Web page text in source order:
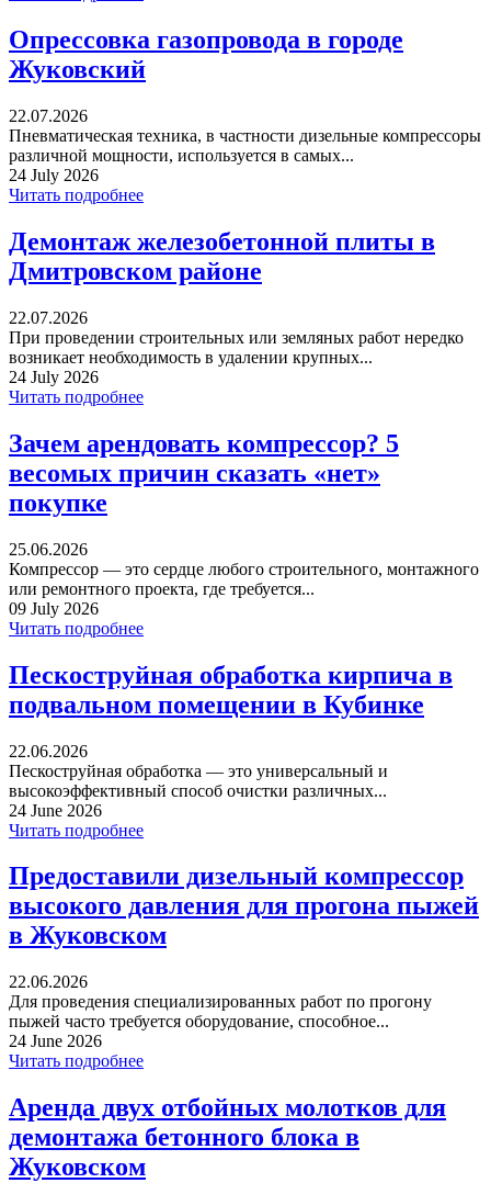
Опрессовка газопровода в городе
Жуковский
22.07.2026
Пневматическая техника, в частности дизельные компрессоры
различной мощности, используется в самых...
24 July 2026
Читать подробнее
Демонтаж железобетонной плиты в
Дмитровском районе
22.07.2026
При проведении строительных или земляных работ нередко
возникает необходимость в удалении крупных...
24 July 2026
Читать подробнее
Зачем арендовать компрессор? 5
весомых причин сказать «нет»
покупке
25.06.2026
Компрессор — это сердце любого строительного, монтажного
или ремонтного проекта, где требуется...
09 July 2026
Читать подробнее
Пескоструйная обработка кирпича в
подвальном помещении в Кубинке
22.06.2026
Пескоструйная обработка — это универсальный и
высокоэффективный способ очистки различных...
24 June 2026
Читать подробнее
Предоставили дизельный компрессор
высокого давления для прогона пыжей
в Жуковском
22.06.2026
Для проведения специализированных работ по прогону
пыжей часто требуется оборудование, способное...
24 June 2026
Читать подробнее
Аренда двух отбойных молотков для
демонтажа бетонного блока в
Жуковском